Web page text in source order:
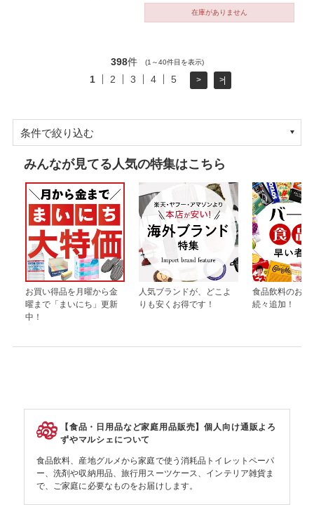
在庫がありません
398件 (1～40件目を表示)
1 2 3 4 5 > >|
条件で絞り込む
みんなが見てる人気の特集はこちら
お買い得品を月曜から金
曜まで「まいにち」更新
中！
人気ブランドが、どこよ
りも安くお得です！
食品飲料のお買
続々追加！
【食品・日用品など家庭用品販売】個人向け通販よろ
ずやマルシェについて
食品飲料、産地グルメから家庭で使う消耗品トイレットペーパ
ー、洗剤や収納用品、旅行用スーツケース、インテリア雑貨ま
で、ご家庭に必要なものをお届けします。